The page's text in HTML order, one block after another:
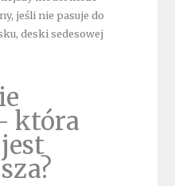
jeśli nie pasuje do
deski sedesowej
która